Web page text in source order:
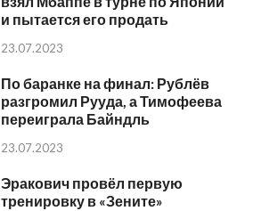
и пытается его продать
23.07.2023
По баранке на финал: Рублёв
разгромил Рууда, а Тимофеева
переиграла Байндль
23.07.2023
Эракович провёл первую
тренировку в «Зените»